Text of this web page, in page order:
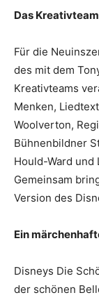
Das
Für die
des mit dem
Kreativteams
Menken,
Woolverton,
Bühnenbildner
Hould-Ward und
Gemeinsam
Version des
Ein
Disneys Die
der schönen